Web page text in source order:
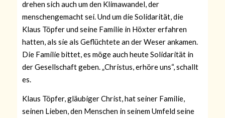
drehen sich auch um den Klimawandel, der
menschengemacht sei. Und um die Solidarität, die
Klaus Töpfer und seine Familie in Höxter erfahren
hatten, als sie als Geflüchtete an der Weser ankamen.
Die Familie bittet, es möge auch heute Solidarität in
der Gesellschaft geben. „Christus, erhöre uns“, schallt
es.
Klaus Töpfer, gläubiger Christ, hat seiner Familie,
seinen Lieben, den Menschen inseinem Umfeld seine